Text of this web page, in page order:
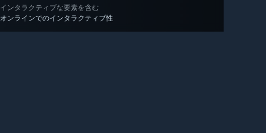
インタラクティブな要素を含む
オンラインでのインタラクティブ性